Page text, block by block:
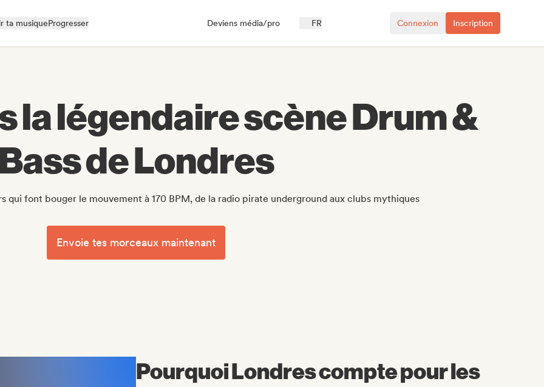
ta musiqueProgresser Deviens média/pro FR Connexion Inscription
la légendaire scène Drum &
de Londres
qui font bouger le mouvement à 170 BPM, de la radio pirate underground aux clubs mythiques
Envoie tes morceaux maintenant
Pourquoi Londres compte pour les